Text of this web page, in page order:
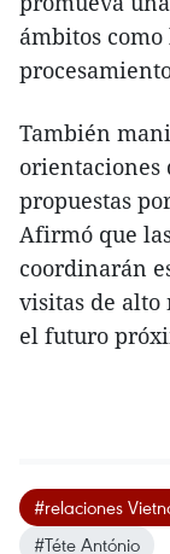
ámbitos
También
orientaciones
propuestas
Afirmó que
coordinarán
visitas de
el futuro
#relaciones
#Téte António